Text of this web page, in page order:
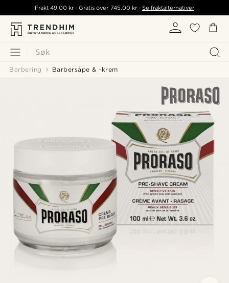
Søk
Frakt49.00 kr - Gratis over 745.00 kr- Se fraktalternativer
Barbering Barbersåpe & -krem